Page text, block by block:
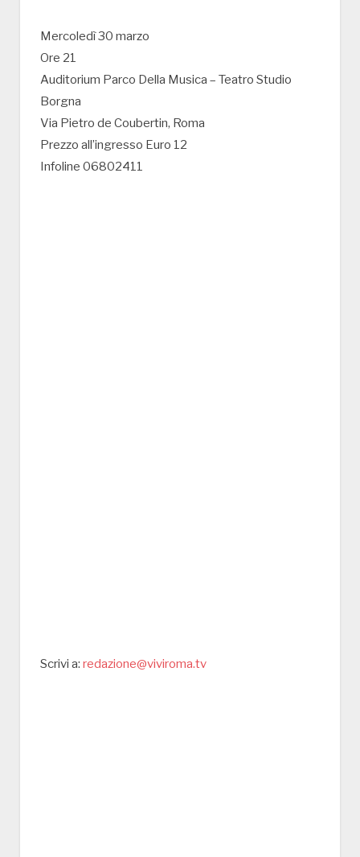
Mercoledì 30 marzo
Ore 21
Auditorium Parco Della Musica – Teatro Studio
Borgna
Via Pietro de Coubertin, Roma
Prezzo all’ingresso Euro 12
Infoline 06802411
Scrivi a: redazione@viviroma.tv